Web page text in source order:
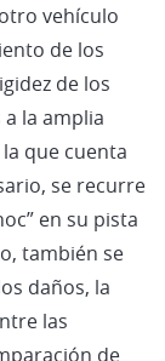
vehículo
de los
de los
la amplia
que cuenta
se recurre
en su pista
también se
daños, la
las
de